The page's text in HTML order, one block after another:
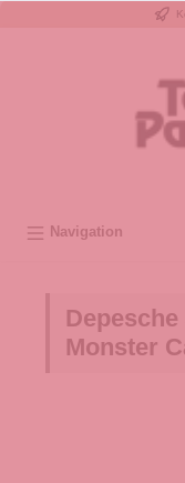
Navigation
Monster